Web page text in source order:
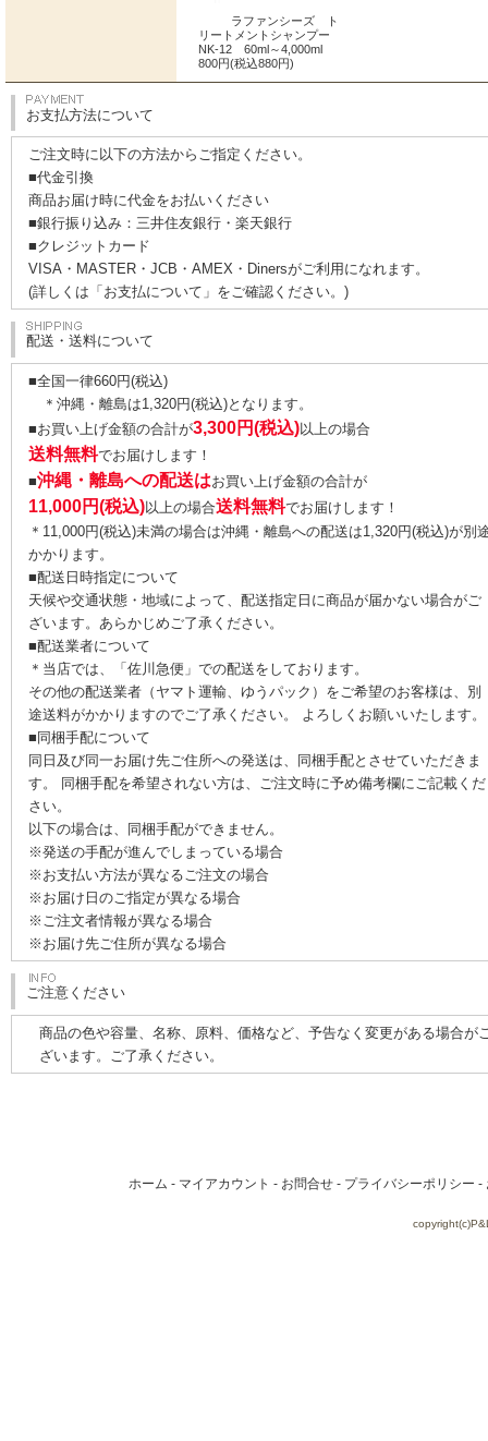
ラファンシーズ ト
リートメントシャンプー
NK-12 60ml～4,000ml
800円(税込880円)
お支払方法について
ご注文時に以下の方法からご指定ください。
■代金引換
商品お届け時に代金をお払いください
■銀行振り込み：三井住友銀行・楽天銀行
■クレジットカード
VISA・MASTER・JCB・AMEX・Dinersがご利用になれます。
(詳しくは 「お支払について」 をご確認ください。)
配送・送料について
■全国一律660円(税込)
＊沖縄・離島は1,320円(税込)となります。
■お買い上げ金額の合計が3,300円(税込)以上の場合
送料無料でお届けします！
■沖縄・離島への配送はお買い上げ金額の合計が
11,000円(税込)以上の場合送料無料でお届けします！
＊11,000円(税込)未満の場合は沖縄・離島への配送は1,320円(税込)が別
かかります。
■配送日時指定について
天候や交通状態・地域によって、配送指定日に商品が届かない場合がご
ざいます。あらかじめご了承ください。
■配送業者について
＊当店では、「佐川急便」での配送をしております。
その他の配送業者（ヤマト運輸、ゆうパック）をご希望のお客様は、別
途送料がかかりますのでご了承ください。 よろしくお願いいたします。
■同梱手配について
同日及び同一お届け先ご住所への発送は、同梱手配とさせていただきま
す。 同梱手配を希望されない方は、ご注文時に予め備考欄にご記載くだ
さい。
以下の場合は、同梱手配ができません。
※発送の手配が進んでしまっている場合
※お支払い方法が異なるご注文の場合
※お届け日のご指定が異なる場合
※ご注文者情報が異なる場合
※お届け先ご住所が異なる場合
ご注意ください
商品の色や容量、名称、原料、価格など、予告なく変更がある場合が
ざいます。ご了承ください。
ホーム - マイアカウント - お問合せ - プライバシーポリシー -